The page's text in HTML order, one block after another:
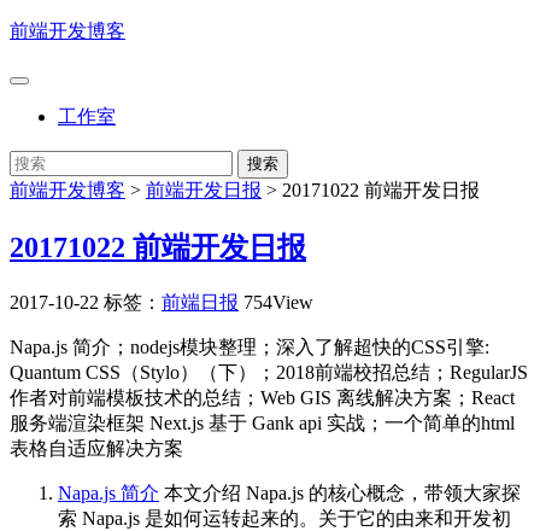
前端开发博客
工作室
前端开发博客 > 前端开发日报 > 20171022 前端开发日报
20171022 前端开发日报
2017-10-22 标签： 前端日报 754View
Napa.js 简介；nodejs模块整理；深入了解超快的CSS引擎:
Quantum CSS（Stylo）（下）；2018前端校招总结；RegularJS
作者对前端模板技术的总结；Web GIS 离线解决方案；React
服务端渲染框架 Next.js 基于 Gank api 实战；一个简单的html
表格自适应解决方案
Napa.js 简介 本文介绍 Napa.js 的核心概念，带领大家探
索 Napa.js 是如何运转起来的。关于它的由来和开发初